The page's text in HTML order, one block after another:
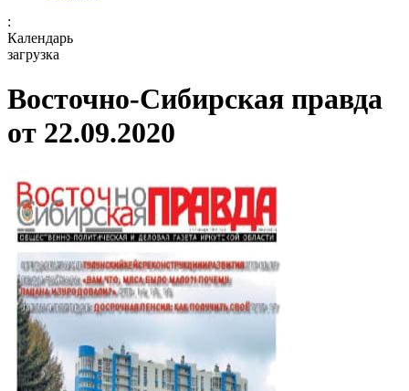
:
Календарь
загрузка
Восточно-Сибирская правда
от 22.09.2020